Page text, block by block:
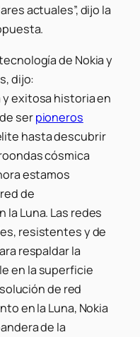
actuales”, dijo la
de Nokia y
dijo:
exitosa historia en
serpioneros
hasta descubrir
cósmica
estamos
de
Luna. Las redes
resistentes y de
respaldar la
en la superficie
de red
en la Luna, Nokia
de la